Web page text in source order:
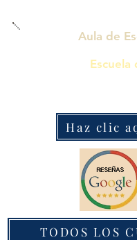
Aula de
Escuela
Haz clic
TODOS LOS